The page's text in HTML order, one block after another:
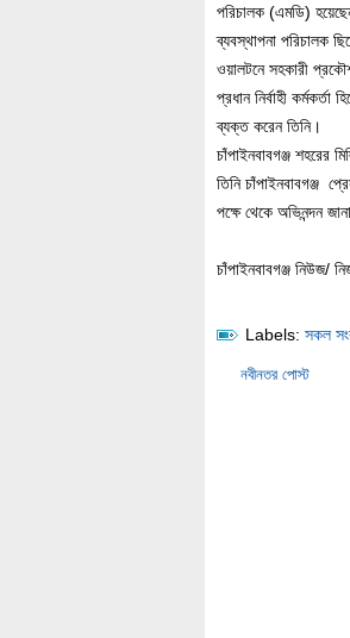
পরিচালক (এমডি)
ব্যবস্থাপনা পরিচালক
ওয়ালটনে সহকারী
প্রধান নির্বাহী
ব্যক্ত করেন তিনি।
চাঁপাইনবাবগঞ্জ শহরের
তিনি চাঁপাইনবাবগঞ্জ
পক্ষে থেকে অভিনন্দন
চাঁপাইনবাবগঞ্জ নিউজ/
Labels: সকল
নবীনতর পোস্ট